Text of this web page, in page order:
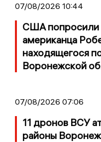
07/08/2026 10:44
США попросили
американца
находящегося
Воронежской
07/08/2026 07:06
11 дронов ВСУ
районы